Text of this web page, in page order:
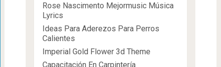
Rose Nascimento Mejormusic Música
Lyrics
Ideas Para Aderezos Para Perros
Calientes
Imperial Gold Flower 3d Theme
Capacitación En Carpintería